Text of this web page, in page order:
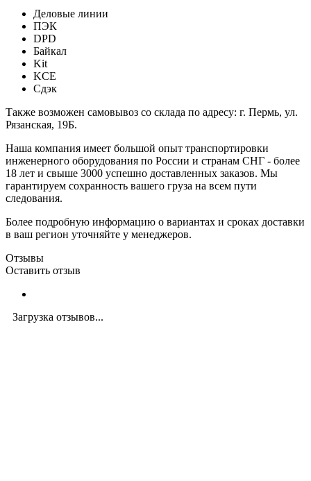
Деловые линии
ПЭК
DPD
Байкал
Kit
KCE
Сдэк
Также возможен самовывоз со склада по адресу: г. Пермь, ул.
Рязанская, 19Б.
Наша компания имеет большой опыт транспортировки
инженерного оборудования по России и странам СНГ - более
18 лет и свыше 3000 успешно доставленных заказов. Мы
гарантируем сохранность вашего груза на всем пути
следования.
Более подробную информацию о вариантах и сроках доставки
в ваш регион уточняйте у менеджеров.
Отзывы
Оставить отзыв
Загрузка отзывов...